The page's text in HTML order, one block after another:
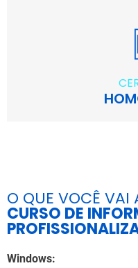
O QUE VOCÊ VAI
CURSO DE
Windows: